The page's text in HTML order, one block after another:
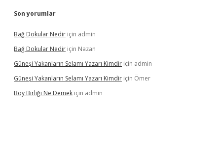
Son yorumlar
Bağ Dokular Nedir için admin
Bağ Dokular Nedir için Nazan
Güneşi Yakanların Selamı Yazarı Kimdir için admin
Güneşi Yakanların Selamı Yazarı Kimdir için Ömer
Boy Birliği Ne Demek için admin